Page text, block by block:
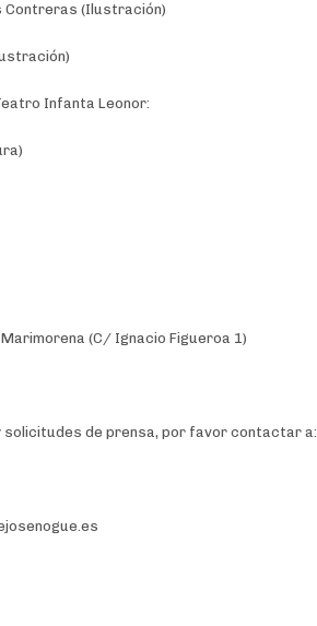
Contreras (Ilustración)
Infanta Leonor:
(C/ Ignacio Figueroa 1)
solicitudes de prensa, por favor contactar a: